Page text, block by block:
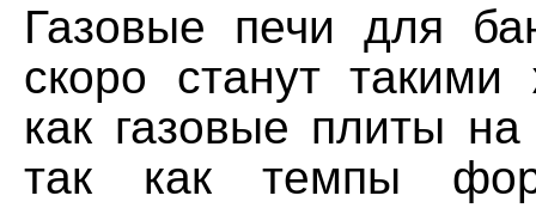
Газовые печи для
скоро станут
как газовые плиты
так как темпы